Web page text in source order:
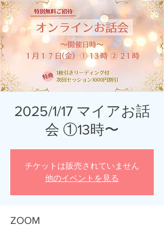
2025/1/17 マイアお話
会 ①13時〜
チケットは販売されていません
他のイベントを見る
ZOOM